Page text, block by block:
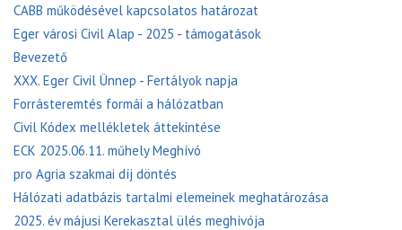
CABB működésével kapcsolatos határozat
Eger városi Civil Alap - 2025 - támogatások
Bevezető
XXX. Eger Civil Ünnep - Fertályok napja
Forrásteremtés formái a hálózatban
Civil Kódex mellékletek áttekintése
ECK 2025.06.11. műhely Meghívó
pro Agria szakmai díj döntés
Hálózati adatbázis tartalmi elemeinek meghatározása
2025. év májusi Kerekasztal ülés meghívója